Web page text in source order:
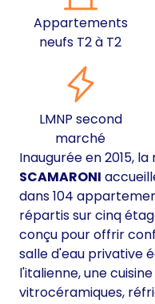
Appartements
neufs T2 à T2
LMNP second
marché
Inaugurée en 2015,
SCAMARONI
dans 104
répartis sur cinq
conçu pour offrir
salle d'eau privative
l'italienne, une
vitrocéramiques,